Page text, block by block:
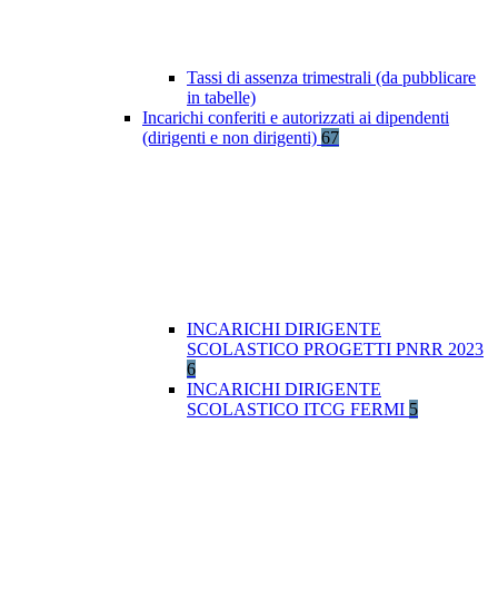
Tassi di assenza trimestrali (da pubblicare
in tabelle)
Incarichi conferiti e autorizzati ai dipendenti
(dirigenti e non dirigenti) 67
INCARICHI DIRIGENTE
SCOLASTICO PROGETTI PNRR 2023
6
INCARICHI DIRIGENTE
SCOLASTICO ITCG FERMI 5